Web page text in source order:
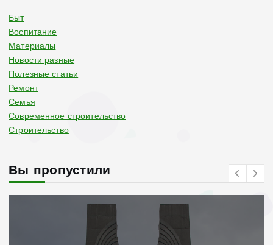
Быт
Воспитание
Материалы
Новости разные
Полезные статьи
Ремонт
Семья
Современное строительство
Строительство
Вы пропустили